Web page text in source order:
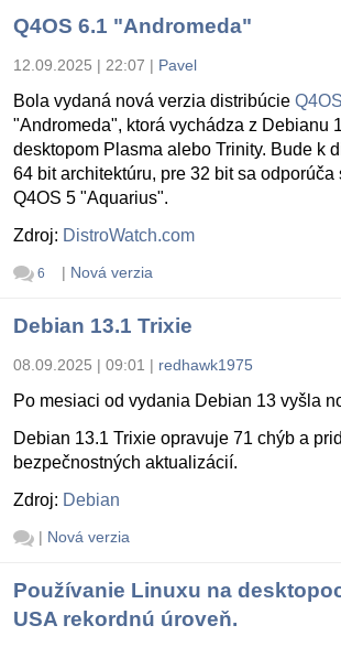
Q4OS 6.1 "Andromeda"
12.09.2025 | 22:07 | Pavel
Bola vydaná nová verzia distribúcie Q4OS
"Andromeda", ktorá vychádza z Debianu
desktopom Plasma alebo Trinity. Bude k
64 bit architektúru, pre 32 bit sa odporúča
Q4OS 5 "Aquarius".
Zdroj: DistroWatch.com
6 | Nová verzia
Debian 13.1 Trixie
08.09.2025 | 09:01 | redhawk1975
Po mesiaci od vydania Debian 13 vyšla
Debian 13.1 Trixie opravuje 71 chýb a
bezpečnostných aktualizácií.
Zdroj: Debian
| Nová verzia
Používanie Linuxu na
USA rekordnú úroveň.